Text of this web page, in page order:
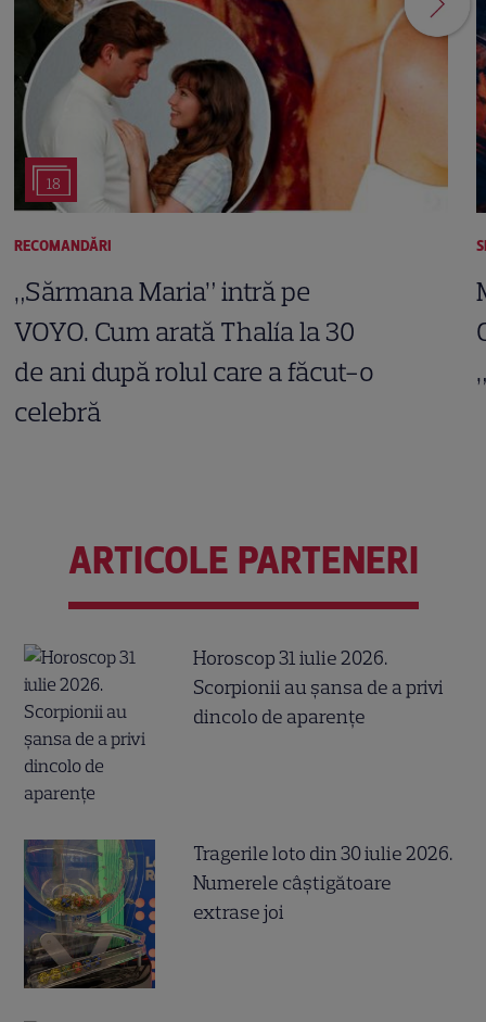
18
RECOMANDĂRI
„Sărmana Maria” intră pe
VOYO. Cum arată Thalía la 30
de ani după rolul care a făcut-o
celebră
ARTICOLE PARTENERI
Horoscop 31 iulie 2026.
Scorpionii au șansa de a privi
dincolo de aparențe
Tragerile loto din 30 iulie 2026.
Numerele câştigătoare
extrase joi